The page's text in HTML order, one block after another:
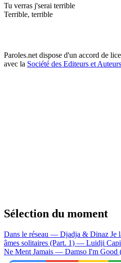
Tu verras j'serai terrible
Terrible, terrible
Paroles.net dispose d'un accord de
avec la Société des Editeurs et
Sélection du moment
Dans le réseau — Djadja & Dinaz Je
âmes solitaires (Part. 1) — Luidji
Ne Ment Jamais — Damso I'm Good